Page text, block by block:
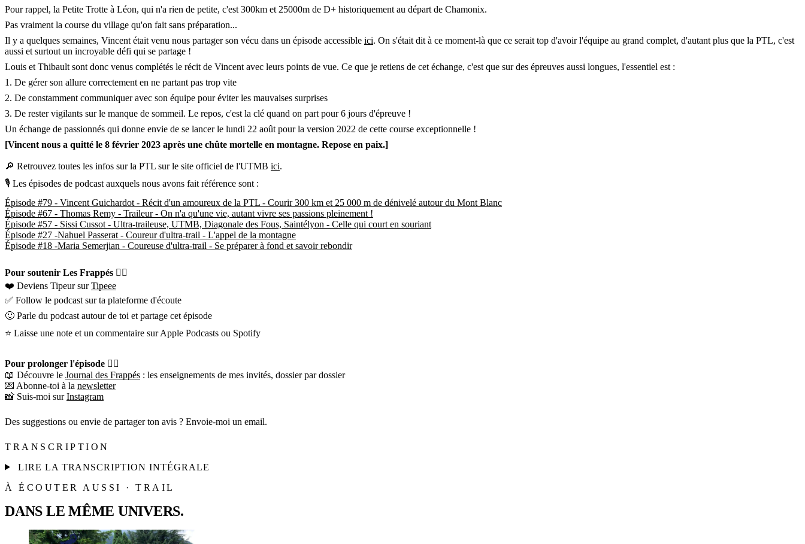
Pour rappel, la Petite Trotte à Léon, qui n'a rien de petite, c'est 300km et 25000m de D+ historiquement au départ de Chamonix.
Pas vraiment la course du village qu'on fait sans préparation...
Il y a quelques semaines, Vincent était venu nous partager son vécu dans un épisode accessible ici. On s'était dit à ce moment-là que ce serait top d'avoir l'équipe au grand complet, d'autant plus que la PTL, c'est
aussi et surtout un incroyable défi qui se partage !
Louis et Thibault sont donc venus complétés le récit de Vincent avec leurs points de vue. Ce que je retiens de cet échange, c'est que sur des épreuves aussi longues, l'essentiel est :
1. De gérer son allure correctement en ne partant pas trop vite
2. De constamment communiquer avec son équipe pour éviter les mauvaises surprises
3. De rester vigilants sur le manque de sommeil. Le repos, c'est la clé quand on part pour 6 jours d'épreuve !
Un échange de passionnés qui donne envie de se lancer le lundi 22 août pour la version 2022 de cette course exceptionnelle !
[Vincent nous a quitté le 8 février 2023 après une chûte mortelle en montagne. Repose en paix.]
🔎 Retrouvez toutes les infos sur la PTL sur le site officiel de l'UTMB ici.
🎙 Les épisodes de podcast auxquels nous avons fait référence sont :
Épisode #79 - Vincent Guichardot - Récit d'un amoureux de la PTL - Courir 300 km et 25 000 m de dénivelé autour du Mont Blanc
Épisode #67 - Thomas Remy - Traileur - On n'a qu'une vie, autant vivre ses passions pleinement !
Épisode #57 - Sissi Cussot - Ultra-traileuse, UTMB, Diagonale des Fous, Saintélyon - Celle qui court en souriant
Épisode #27 -Nahuel Passerat - Coureur d'ultra-trail - L'appel de la montagne
Épisode #18 -Maria Semerjian - Coureuse d'ultra-trail - Se préparer à fond et savoir rebondir
Pour soutenir Les Frappés 👇🏼
❤️ Deviens Tipeur surTipeee
✅ Follow le podcast sur ta plateforme d'écoute
🙂 Parle du podcast autour de toi et partage cet épisode
⭐️ Laisse une note et un commentaire sur Apple Podcasts ou Spotify
Pour prolonger l'épisode 👇🏼
📖 Découvre le Journal des Frappés : les enseignements de mes invités, dossier par dossier
💌 Abonne-toi à la newsletter
📸 Suis-moi surInstagram
Des suggestions ou envie de partager ton avis ? Envoie-moi un email.
TRANSCRIPTION
LIRE LA TRANSCRIPTION INTÉGRALE
À ÉCOUTER AUSSI · TRAIL
DANS LE MÊME UNIVERS.